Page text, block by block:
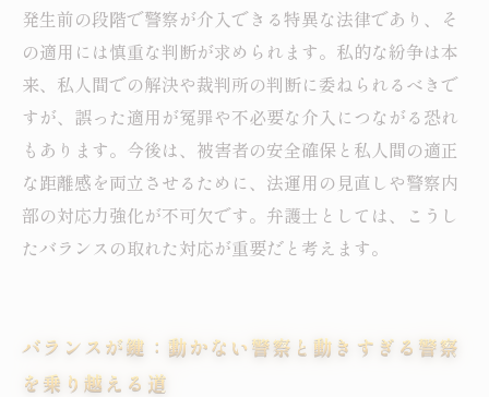
発生前の段階で警察が介入できる特異な法律であり、そ
の適用には慎重な判断が求められます。私的な紛争は本
来、私人間での解決や裁判所の判断に委ねられるべきで
すが、誤った適用が冤罪や不必要な介入につながる恐れ
もあります。今後は、被害者の安全確保と私人間の適正
な距離感を両立させるために、法運用の見直しや警察内
部の対応力強化が不可欠です。弁護士としては、こうし
たバランスの取れた対応が重要だと考えます。
バランスが鍵：動かない警察と動きすぎる警察
を乗り越える道